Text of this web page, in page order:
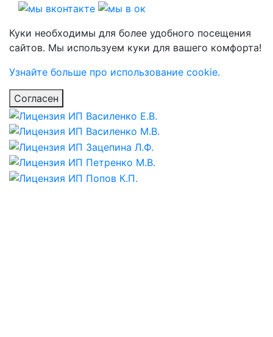
Куки необходимы для более удобного посещения
сайтов. Мы используем куки для вашего комфорта!
Узнайте больше про использование cookie.
Согласен